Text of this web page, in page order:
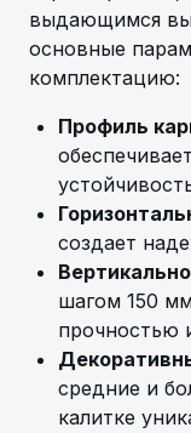
выдающимся
основные
комплектацию:
Профиль
создает
шагом 150
прочностью
средние и
калитке